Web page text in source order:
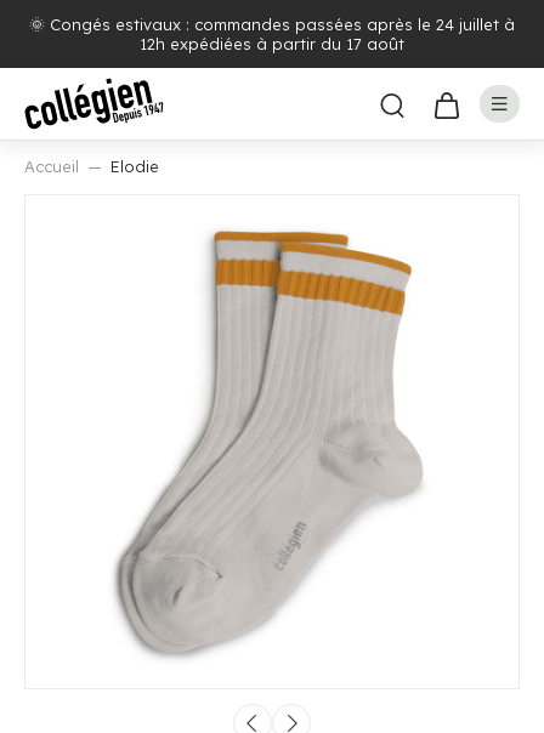
🌞 Congés estivaux : commandes passées après le 24 juillet à
12h expédiées à partir du 17 août
Accueil Elodie